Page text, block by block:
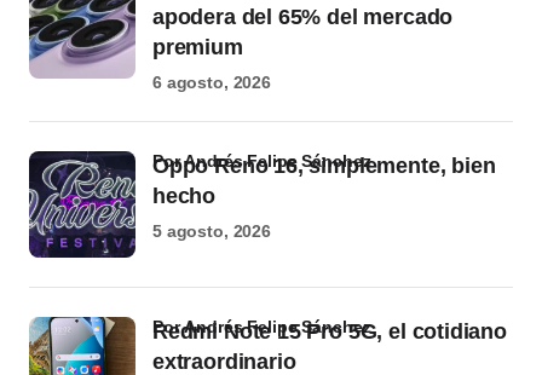
apodera del 65% del mercado
premium
6 agosto, 2026
Oppo Reno 16, simplemente, bien
hecho
por Andrés Felipe Sánchez
5 agosto, 2026
Redmi Note 15 Pro 5G, el cotidiano
extraordinario
por Andrés Felipe Sánchez